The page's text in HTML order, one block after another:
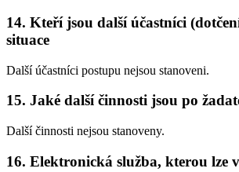
14. Kteří jsou další účastníci
situace
Další účastníci postupu nejsou stanoveni.
15. Jaké další činnosti jsou po
Další činnosti nejsou stanoveny.
16. Elektronická služba, kterou lze